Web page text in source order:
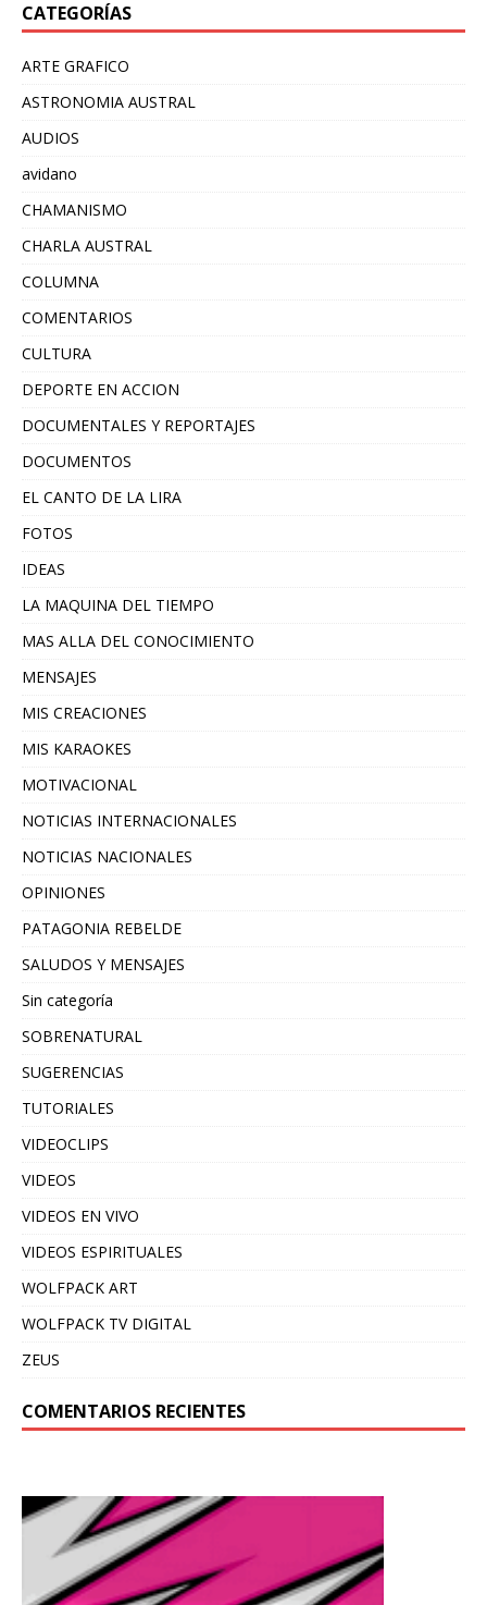
CATEGORÍAS
ARTE GRAFICO
ASTRONOMIA AUSTRAL
AUDIOS
avidano
CHAMANISMO
CHARLA AUSTRAL
COLUMNA
COMENTARIOS
CULTURA
DEPORTE EN ACCION
DOCUMENTALES Y REPORTAJES
DOCUMENTOS
EL CANTO DE LA LIRA
FOTOS
IDEAS
LA MAQUINA DEL TIEMPO
MAS ALLA DEL CONOCIMIENTO
MENSAJES
MIS CREACIONES
MIS KARAOKES
MOTIVACIONAL
NOTICIAS INTERNACIONALES
NOTICIAS NACIONALES
OPINIONES
PATAGONIA REBELDE
SALUDOS Y MENSAJES
Sin categoría
SOBRENATURAL
SUGERENCIAS
TUTORIALES
VIDEOCLIPS
VIDEOS
VIDEOS EN VIVO
VIDEOS ESPIRITUALES
WOLFPACK ART
WOLFPACK TV DIGITAL
ZEUS
COMENTARIOS RECIENTES